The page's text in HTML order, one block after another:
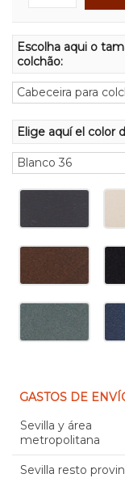
Escolha aqui o
colchão:
Elige aquí el color
GASTOS DE
Sevilla y área
metropolitana
Sevilla resto